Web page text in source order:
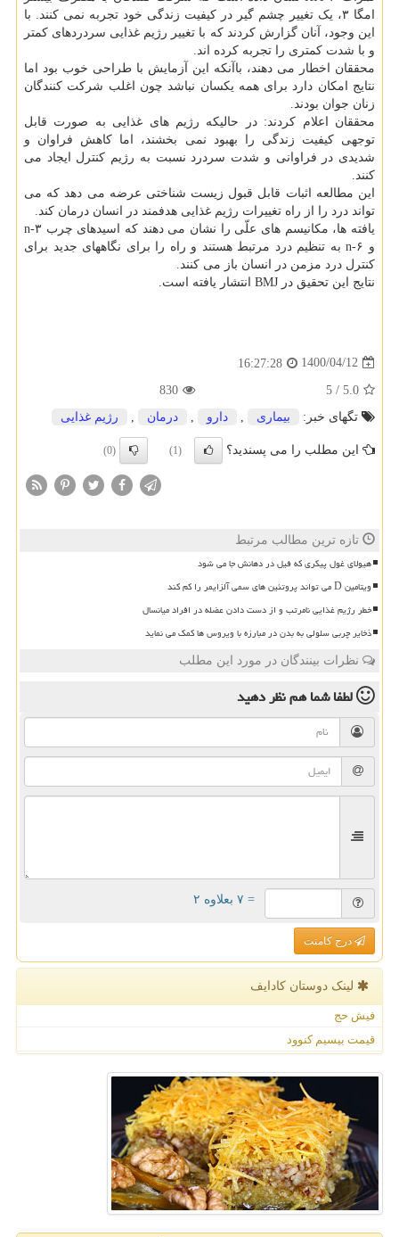
امگا ۳، یک تغییر چشم گیر در کیفیت زندگی خود تجربه نمی کنند. با
این وجود، آنان گزارش کردند که با تغییر رژیم غذایی سردردهای کمتر
و با شدت کمتری را تجربه کرده اند.
محققان اخطار می دهند، باآنکه این آزمایش با طراحی خوب بود اما
نتایج امکان دارد برای همه یکسان نباشد چون اغلب شرکت کنندگان
زنان جوان بودند.
محققان اعلام کردند: در حالیکه رژیم های غذایی به صورت قابل
توجهی کیفیت زندگی را بهبود نمی بخشند، اما کاهش فراوان و
شدیدی در فراوانی و شدت سردرد نسبت به رژیم کنترل ایجاد می
کنند.
این مطالعه اثبات قابل قبول زیست شناختی عرضه می دهد که می
تواند درد را از راه تغییرات رژیم غذایی هدفمند در انسان درمان کند.
یافته ها، مکانیسم های علّی را نشان می دهند که اسیدهای چرب n-۳
و n-۶ به تنظیم درد مرتبط هستند و راه را برای نگاههای جدید برای
کنترل درد مزمن در انسان باز می کنند.
نتایج این تحقیق در BMJ انتشار یافته است.
1400/04/12
16:27:28
5.0
/
5
830
تگهای خبر:
بیماری دارو درمان رژیم غذایی
این مطلب را می پسندید؟ (1)
(0)
تازه ترین مطالب مرتبط
هیولای غول پیکری که فیل در دهانش جا می شود
ویتامین D می تواند پروتئین های سمی آلزایمر را کم کند
خطر رژیم غذایی نامرتب و از دست دادن عضله در افراد میانسال
ذخایر چربی سلولی به بدن در مبارزه با ویروس ها کمک می نماید
نظرات بینندگان در مورد این مطلب
لطفا شما همنظر دهید
= ۷ بعلاوه ۲
درج کامنت
لینک دوستان كادایف
فیش حج
قیمت بیسیم کنوود